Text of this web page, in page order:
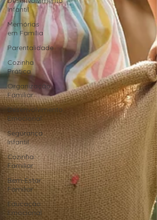
Infantil
Memórias
em Família
Parentalidade
Cozinha
Prática
Organização
Familiar
Desenvolvimento
Emocional
Segurança
Infantil
Cozinha
Familiar
Bem-Estar
Familiar
Educação
Emocional